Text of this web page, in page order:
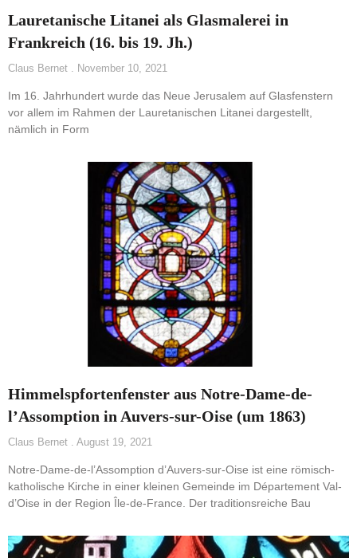
Lauretanische Litanei als Glasmalerei in
Frankreich (16. bis 19. Jh.)
Claus Bernet November 10, 2021
Im 16. Jahrhundert wurde das Neue Jerusalem auf Glasfenstern
vor allem im Rahmen der Lauretanischen Litanei dargestellt,
nämlich in Form
Himmelspfortenfenster aus Notre-Dame-de-
l’Assomption in Auvers-sur-Oise (um 1863)
Claus Bernet August 19, 2021
Notre-Dame-de-l’Assomption d’Auvers-sur-Oise ist eine römisch-
katholische Kirche in einer kleinen Gemeinde im Département Val-
d’Oise in der Region Île-de-France. Der traditionsreiche Bau